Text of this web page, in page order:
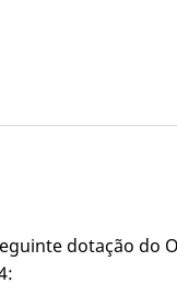
dotação do